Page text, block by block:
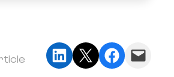
Partager sur LinkedIn
Partager sur X Partager sur
Envoyer cette page par e-mail